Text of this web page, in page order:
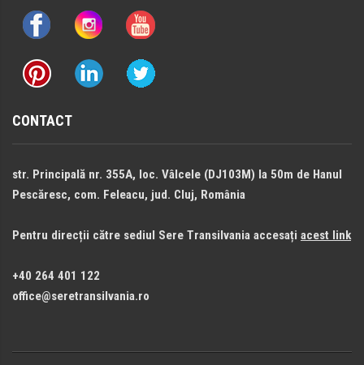
CONTACT
str. Principală nr. 355A, loc. Vâlcele (DJ103M) la 50m de Hanul
Pescăresc, com. Feleacu, jud. Cluj, România
Pentru direcții către sediul Sere Transilvania accesați acest link
+40 264 401 122
office@seretransilvania.ro